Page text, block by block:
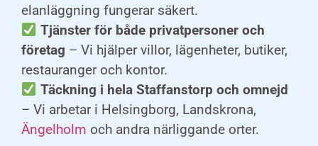
elanläggning fungerar säkert.
Tjänster för både privatpersoner och
företag – Vi hjälper villor, lägenheter, butiker,
restauranger och kontor.
Täckning i hela Staffanstorp och omnejd
– Vi arbetar i Helsingborg, Landskrona,
Ängelholm och andra närliggande orter.